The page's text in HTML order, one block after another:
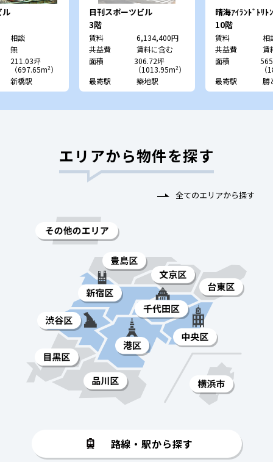
ル
相談
無
211.03坪
（697.65m²）
新橋駅
日刊スポーツビル
3階
賃料
6,134,400円
共益費
賃料に含む
面積
306.72坪
（1013.95m²）
最寄駅
築地駅
晴海ｱｲﾗﾝﾄﾞﾄﾘﾄ
ｽﾀﾜｰY》
10階
賃料
相
共益費
賃
面積
最寄駅
勝
エリアから物件を探す
全てのエリアから探す
路線・駅から探す